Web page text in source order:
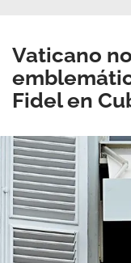
Vaticano
Fidel en